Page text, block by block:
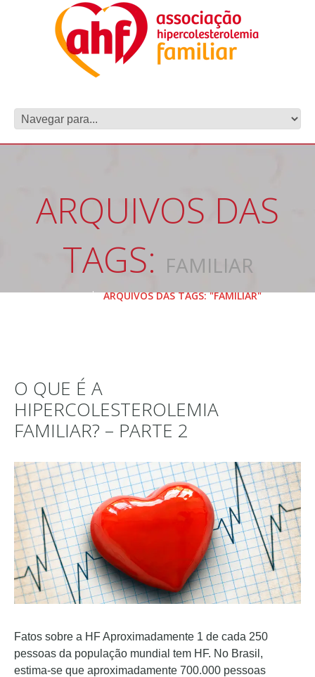
ARQUIVOS DAS
TAGS: FAMILIAR
HOME ARQUIVOS DAS TAGS: "FAMILIAR"
O QUE É A
HIPERCOLESTEROLEMIA
FAMILIAR? – PARTE 2
Fatos sobre a HF Aproximadamente 1 de cada 250
pessoas da população mundial tem HF. No Brasil,
estima-se que aproximadamente 700.000 pessoas